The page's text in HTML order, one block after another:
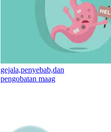
gejala,penyebab,dan
pengobatan maag